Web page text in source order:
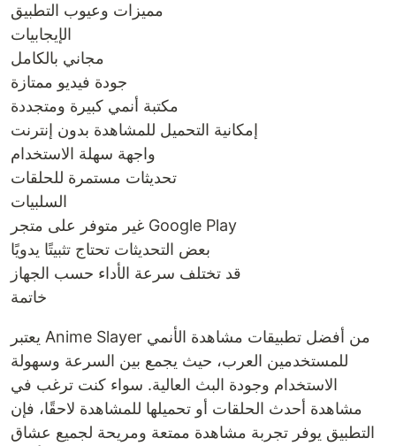
مميزات وعيوب التطبيق
الإيجابيات
مجاني بالكامل
جودة فيديو ممتازة
مكتبة أنمي كبيرة ومتجددة
إمكانية التحميل للمشاهدة بدون إنترنت
واجهة سهلة الاستخدام
تحديثات مستمرة للحلقات
السلبيات
غير متوفر على متجر Google Play
بعض التحديثات تحتاج تثبيتًا يدويًا
قد تختلف سرعة الأداء حسب الجهاز
خاتمة
يعتبر Anime Slayer من أفضل تطبيقات مشاهدة الأنمي
للمستخدمين العرب، حيث يجمع بين السرعة وسهولة
الاستخدام وجودة البث العالية. سواء كنت ترغب في
مشاهدة أحدث الحلقات أو تحميلها للمشاهدة لاحقًا، فإن
التطبيق يوفر تجربة مشاهدة ممتعة ومريحة لجميع عشاق